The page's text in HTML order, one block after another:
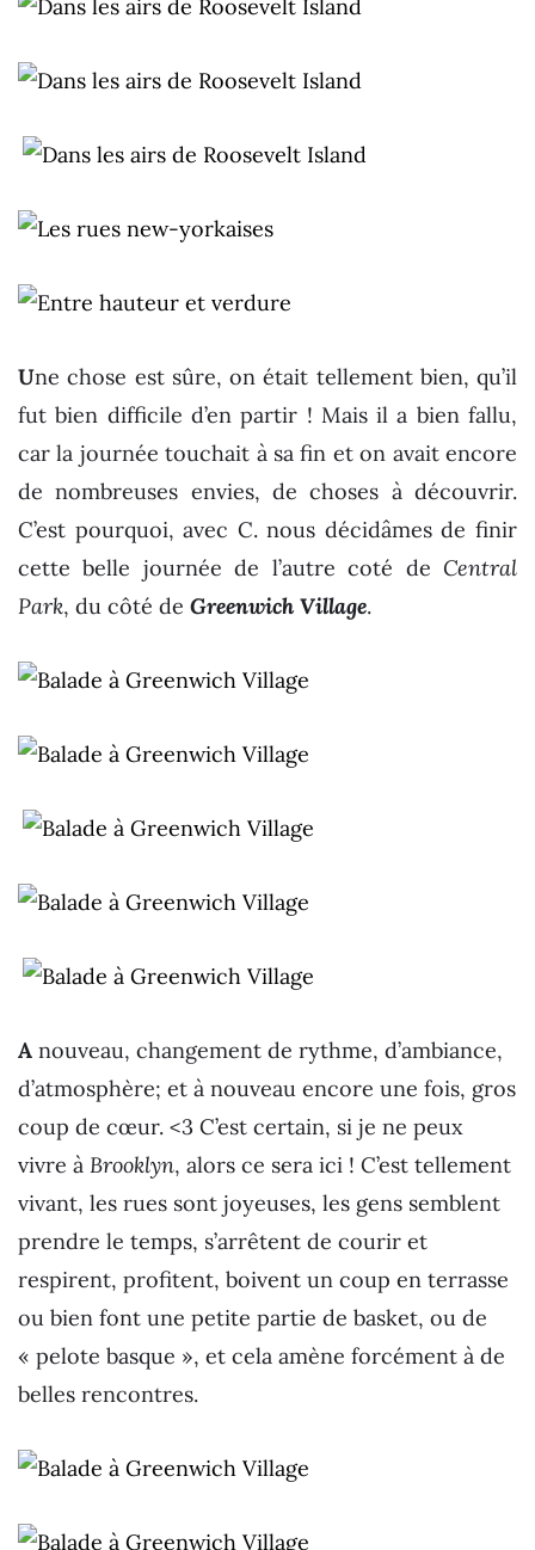
Une chose est sûre, on était tellement bien, qu’il
fut bien difficile d’en partir ! Mais il a bien fallu,
car la journée touchait à sa fin et on avait encore
de nombreuses envies, de choses à découvrir.
C’est pourquoi, avec C. nous décidâmes de finir
cette belle journée de l’autre coté de Central
Park, du côté de Greenwich Village.
A nouveau, changement de rythme, d’ambiance,
d’atmosphère; et à nouveau encore une fois, gros
coup de cœur. <3 C’est certain, si je ne peux
vivre à Brooklyn, alors ce sera ici ! C’est tellement
vivant, les rues sont joyeuses, les gens semblent
prendre le temps, s’arrêtent de courir et
respirent, profitent, boivent un coup en terrasse
ou bien font une petite partie de basket, ou de
« pelote basque », et cela amène forcément à de
belles rencontres.